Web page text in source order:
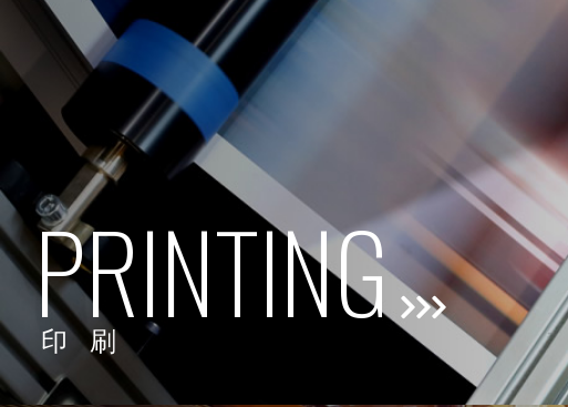
PRINTING
印刷